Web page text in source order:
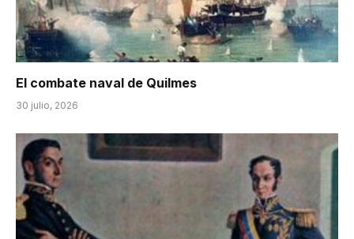
El combate naval de Quilmes
30 julio, 2026